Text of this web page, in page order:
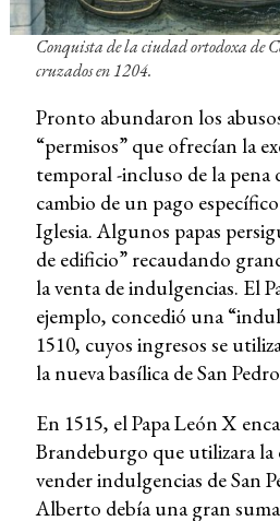
Conquista de la ciudad ortodoxa de
cruzados en 1204.
Pronto abundaron los
“permisos” que ofrecían la
temporal -incluso de la
cambio de un pago
Iglesia. Algunos papas
de edificio” recaudando
la venta de indulgencias. El
ejemplo, concedió una
1510, cuyos ingresos se
la nueva basílica de San
En 1515, el Papa León X
Brandeburgo que utilizara
vender indulgencias de San
Alberto debía una gran